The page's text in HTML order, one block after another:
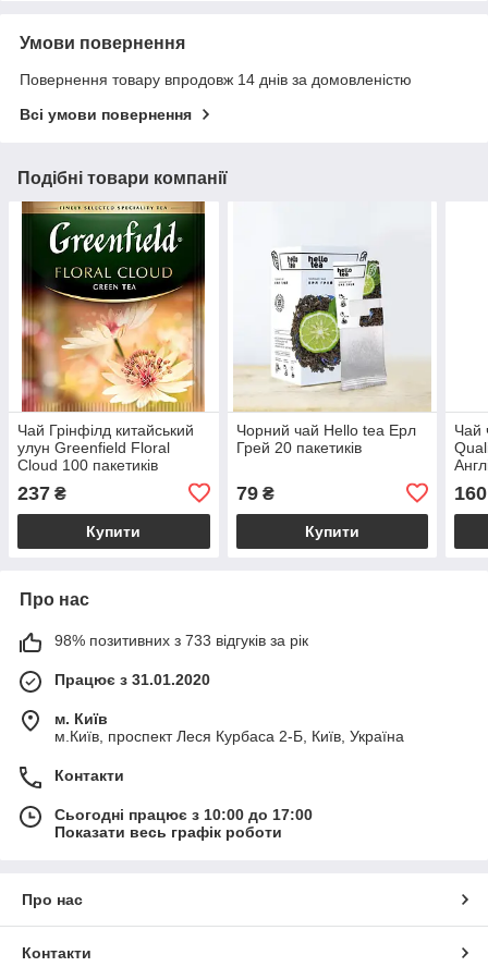
Умови повернення
Повернення товару впродовж 14 днів за домовленістю
Всі умови повернення
Подібні товари компанії
Чай Грінфілд китайський
улун Greenfield Floral
Cloud 100 пакетиків
237 ₴
Купити
Чорний чай Hello tea Ерл
Грей 20 пакетиків
79₴
Купити
Чай
160
Про нас
98% позитивних з 733 відгуків за рік
Працює з 31.01.2020
м. Київ
м.Київ, проспект Леся Курбаса 2-Б, Київ, Україна
Контакти
Сьогодні працює з 10:00 до 17:00
Показати весь графік роботи
Про нас
Контакти